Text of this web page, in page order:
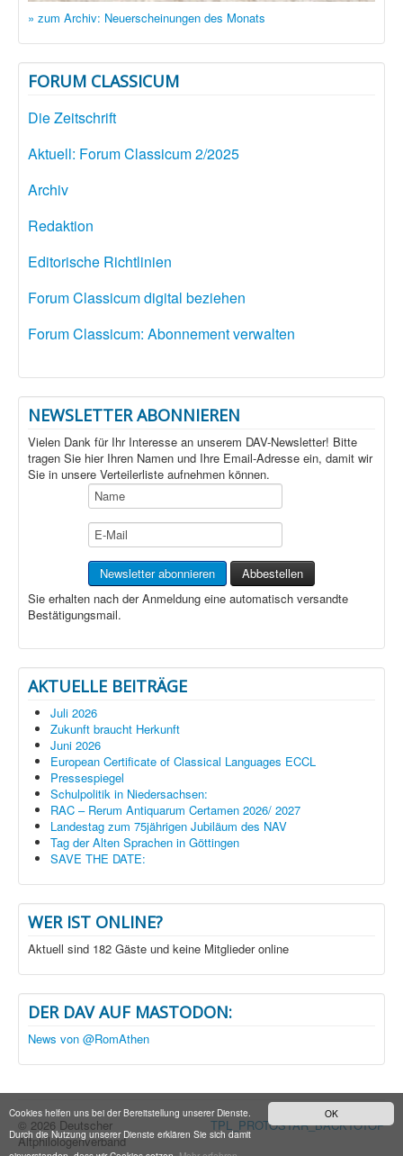
OK
Cookies helfen uns bei der Bereitstellung unserer Dienste.
Durch die Nutzung unserer Dienste erklären Sie sich damit
» zum Archiv: Neuerscheinungen des Monats
FORUM CLASSICUM
Die Zeitschrift
Aktuell: Forum Classicum 2/2025
Archiv
Redaktion
Editorische Richtlinien
Forum Classicum digital beziehen
Forum Classicum: Abonnement verwalten
NEWSLETTER ABONNIEREN
Vielen Dank für Ihr Interesse an unserem DAV-Newsletter! Bitte
tragen Sie hier Ihren Namen und Ihre Email-Adresse ein, damit wir
Sie in unsere Verteilerliste aufnehmen können.
Sie erhalten nach der Anmeldung eine automatisch versandte
Bestätigungsmail.
AKTUELLE BEITRÄGE
Juli 2026
Zukunft braucht Herkunft
Juni 2026
European Certificate of Classical Languages ECCL
Pressespiegel
Schulpolitik in Niedersachsen:
RAC – Rerum Antiquarum Certamen 2026/ 2027
Landestag zum 75jährigen Jubiläum des NAV
Tag der Alten Sprachen in Göttingen
SAVE THE DATE:
WER IST ONLINE?
Aktuell sind 182 Gäste und keine Mitglieder online
DER DAV AUF MASTODON:
News von @RomAthen
TPL_PROTOSTAR_BACKTOTOP
© 2026 Deutscher
Altphilologenverband